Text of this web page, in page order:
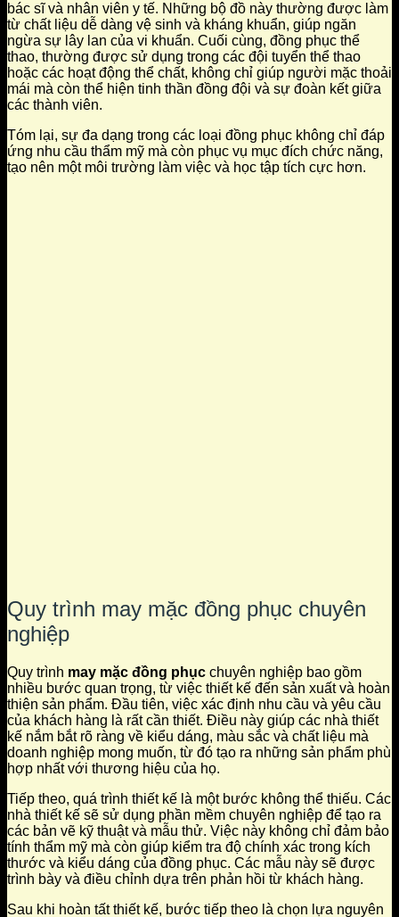
bác sĩ và nhân viên y tế. Những bộ đồ này thường được làm
từ chất liệu dễ dàng vệ sinh và kháng khuẩn, giúp ngăn
ngừa sự lây lan của vi khuẩn. Cuối cùng, đồng phục thể
thao, thường được sử dụng trong các đội tuyển thể thao
hoặc các hoạt động thể chất, không chỉ giúp người mặc thoải
mái mà còn thể hiện tinh thần đồng đội và sự đoàn kết giữa
các thành viên.
Tóm lại, sự đa dạng trong các loại đồng phục không chỉ đáp
ứng nhu cầu thẩm mỹ mà còn phục vụ mục đích chức năng,
tạo nên một môi trường làm việc và học tập tích cực hơn.
Quy trình may mặc đồng phục chuyên
nghiệp
Quy trình may mặc đồng phục chuyên nghiệp bao gồm
nhiều bước quan trọng, từ việc thiết kế đến sản xuất và hoàn
thiện sản phẩm. Đầu tiên, việc xác định nhu cầu và yêu cầu
của khách hàng là rất cần thiết. Điều này giúp các nhà thiết
kế nắm bắt rõ ràng về kiểu dáng, màu sắc và chất liệu mà
doanh nghiệp mong muốn, từ đó tạo ra những sản phẩm phù
hợp nhất với thương hiệu của họ.
Tiếp theo, quá trình thiết kế là một bước không thể thiếu. Các
nhà thiết kế sẽ sử dụng phần mềm chuyên nghiệp để tạo ra
các bản vẽ kỹ thuật và mẫu thử. Việc này không chỉ đảm bảo
tính thẩm mỹ mà còn giúp kiểm tra độ chính xác trong kích
thước và kiểu dáng của đồng phục. Các mẫu này sẽ được
trình bày và điều chỉnh dựa trên phản hồi từ khách hàng.
Sau khi hoàn tất thiết kế, bước tiếp theo là chọn lựa nguyên